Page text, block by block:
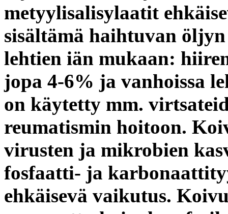
metyylisalisylaatit
sisältämä haihtuvan
lehtien iän mukaan:
jopa 4-6% ja vanhoissa
on käytetty mm.
reumatismin hoitoon.
virusten ja mikrobien
fosfaatti- ja
ehkäisevä vaikutus.